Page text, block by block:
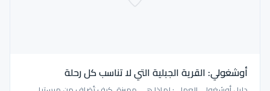
أوشغولي: القرية الجبلية التي لا تناسب كل رحلة